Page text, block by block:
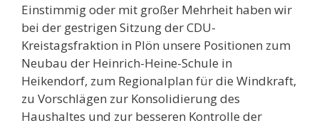
Einstimmig oder mit großer Mehrheit haben wir
bei der gestrigen Sitzung der CDU-
Kreistagsfraktion in Plön unsere Positionen zum
Neubau der Heinrich-Heine-Schule in
Heikendorf, zum Regionalplan für die Windkraft,
zu Vorschlägen zur Konsolidierung des
Haushaltes und zur besseren Kontrolle der